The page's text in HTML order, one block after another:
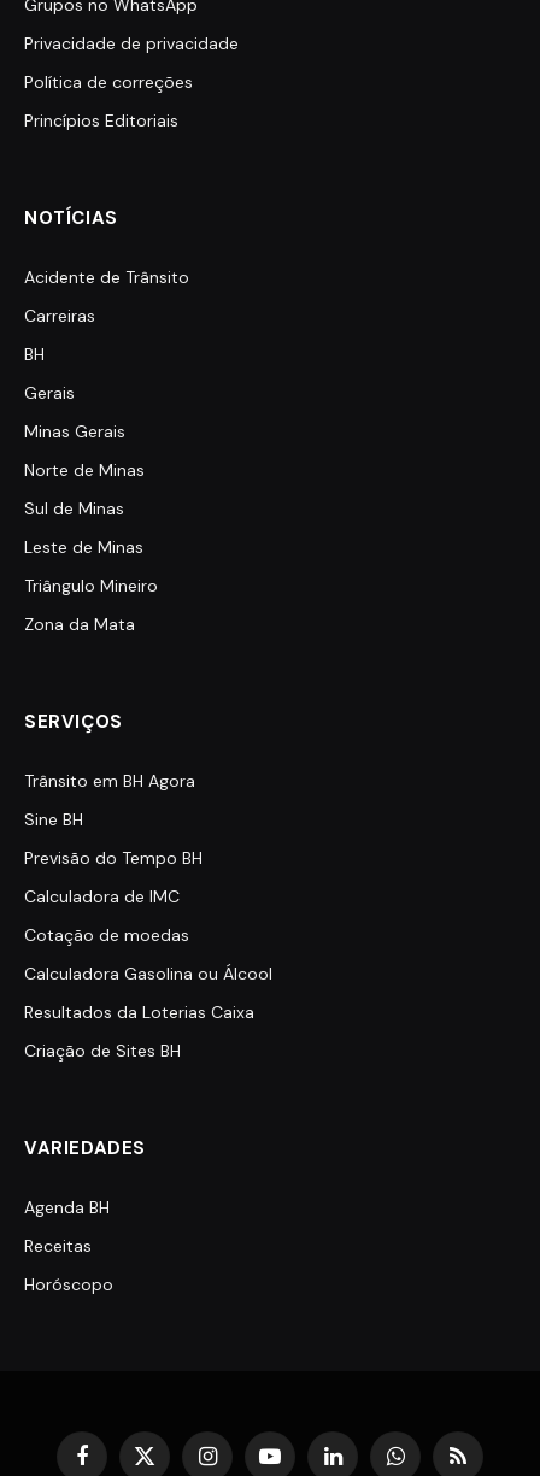
Privacidade de privacidade
Política de correções
Princípios Editoriais
NOTÍCIAS
Acidente de Trânsito
Carreiras
BH
Gerais
Minas Gerais
Norte de Minas
Sul de Minas
Leste de Minas
Triângulo Mineiro
Zona da Mata
SERVIÇOS
Trânsito em BH Agora
Sine BH
Previsão do Tempo BH
Calculadora de IMC
Cotação de moedas
Calculadora Gasolina ou Álcool
Resultados da Loterias Caixa
Criação de Sites BH
VARIEDADES
Agenda BH
Receitas
Horóscopo
Facebook
X InstagramYouTubeLinkedInWhatsAppRSS